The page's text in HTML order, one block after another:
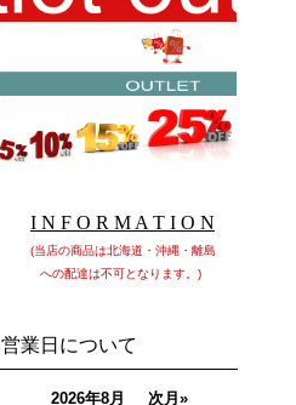
I N F O R M A T I O N
(当店の商品は北海道・沖縄・離島
への配達は不可となります。)
営業日について
2026年8月 次月»